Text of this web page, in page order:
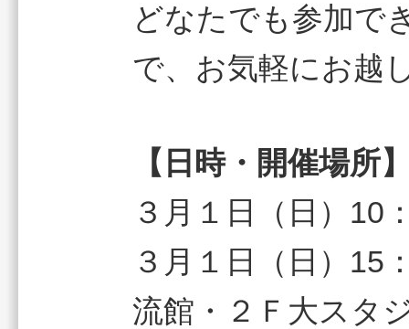
どなたでも参加で
で、お気軽にお越
【日時・開催場所
３月１日（日）
３月１日（日）
流館・２Ｆ大スタ